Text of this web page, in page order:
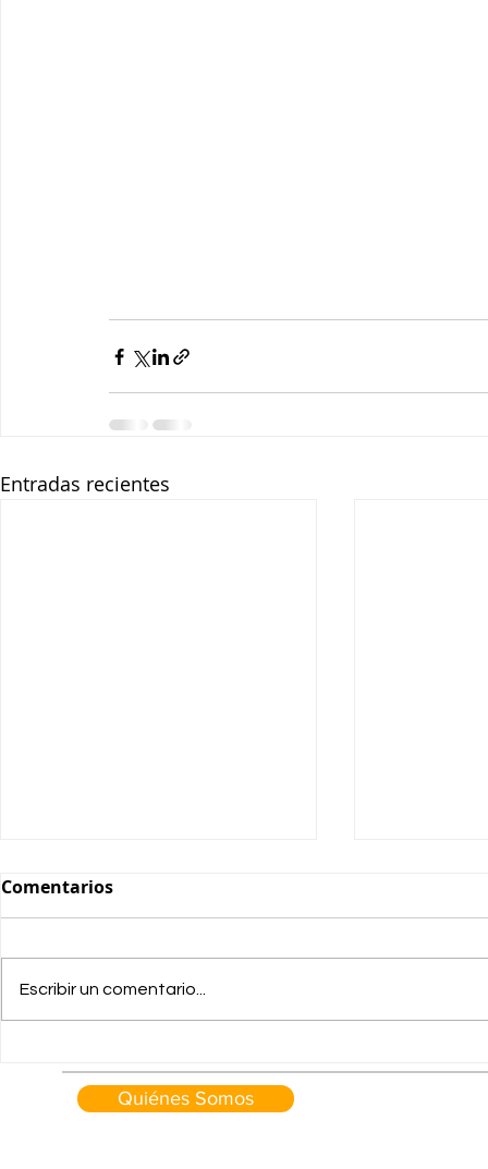
Entradas recientes
temporada" hasta
-3.000,00€ de descuento.
Comentarios
Escribir un comentario...
Quiénes Somos